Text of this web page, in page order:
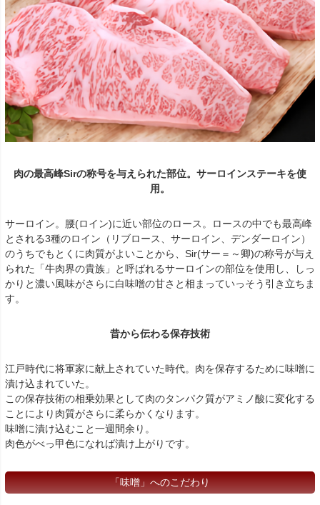
肉の最高峰Sirの称号を与えられた部位。サーロインステーキを使
用。
サーロイン。腰(ロイン)に近い部位のロース。ロースの中でも最高峰
とされる3種のロイン（リブロース、サーロイン、デンダーロイン）
のうちでもとくに肉質がよいことから、Sir(サー＝～卿)の称号が与え
られた「牛肉界の貴族」と呼ばれるサーロインの部位を使用し、しっ
かりと濃い風味がさらに白味噌の甘さと相まっていっそう引き立ちま
す。
昔から伝わる保存技術
江戸時代に将軍家に献上されていた時代。肉を保存するために味噌に
漬け込まれていた。
この保存技術の相乗効果として肉のタンパク質がアミノ酸に変化する
ことにより肉質がさらに柔らかくなります。
味噌に漬け込むこと一週間余り。
肉色がべっ甲色になれば漬け上がりです。
「味噌」へのこだわり